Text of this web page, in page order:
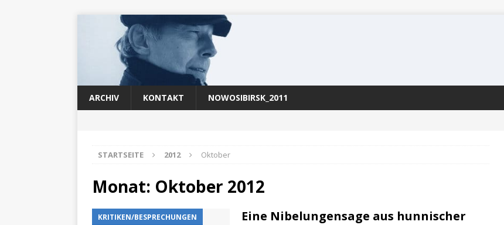
ARCHIV KONTAKT NOWOSIBIRSK_2011
STARTSEITE 2012 Oktober
Monat: Oktober 2012
KRITIKEN/BESPRECHUNGEN
Eine Nibelungensage aus hunnischer